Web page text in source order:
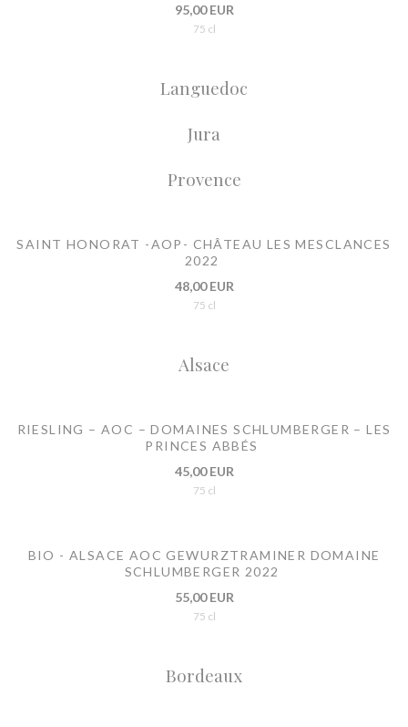
95,00 EUR
75 cl
Languedoc
Jura
Provence
SAINT HONORAT -AOP- CHÂTEAU LES MESCLANCES
2022
48,00 EUR
75 cl
Alsace
RIESLING – AOC – DOMAINES SCHLUMBERGER – LES
PRINCES ABBÉS
45,00 EUR
75 cl
BIO - ALSACE AOC GEWURZTRAMINER DOMAINE
SCHLUMBERGER 2022
55,00 EUR
75 cl
Bordeaux